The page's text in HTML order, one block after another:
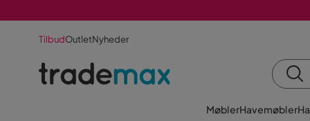
TilbudOutletNyheder
MøblerHavemøbler